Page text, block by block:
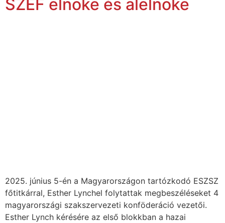
SZEF elnöke és alelnöke
2025. június 5-én a Magyarországon tartózkodó ESZSZ
főtitkárral, Esther Lynchel folytattak megbeszéléseket 4
magyarországi szakszervezeti konföderáció vezetői.
Esther Lynch kérésére az első blokkban a hazai